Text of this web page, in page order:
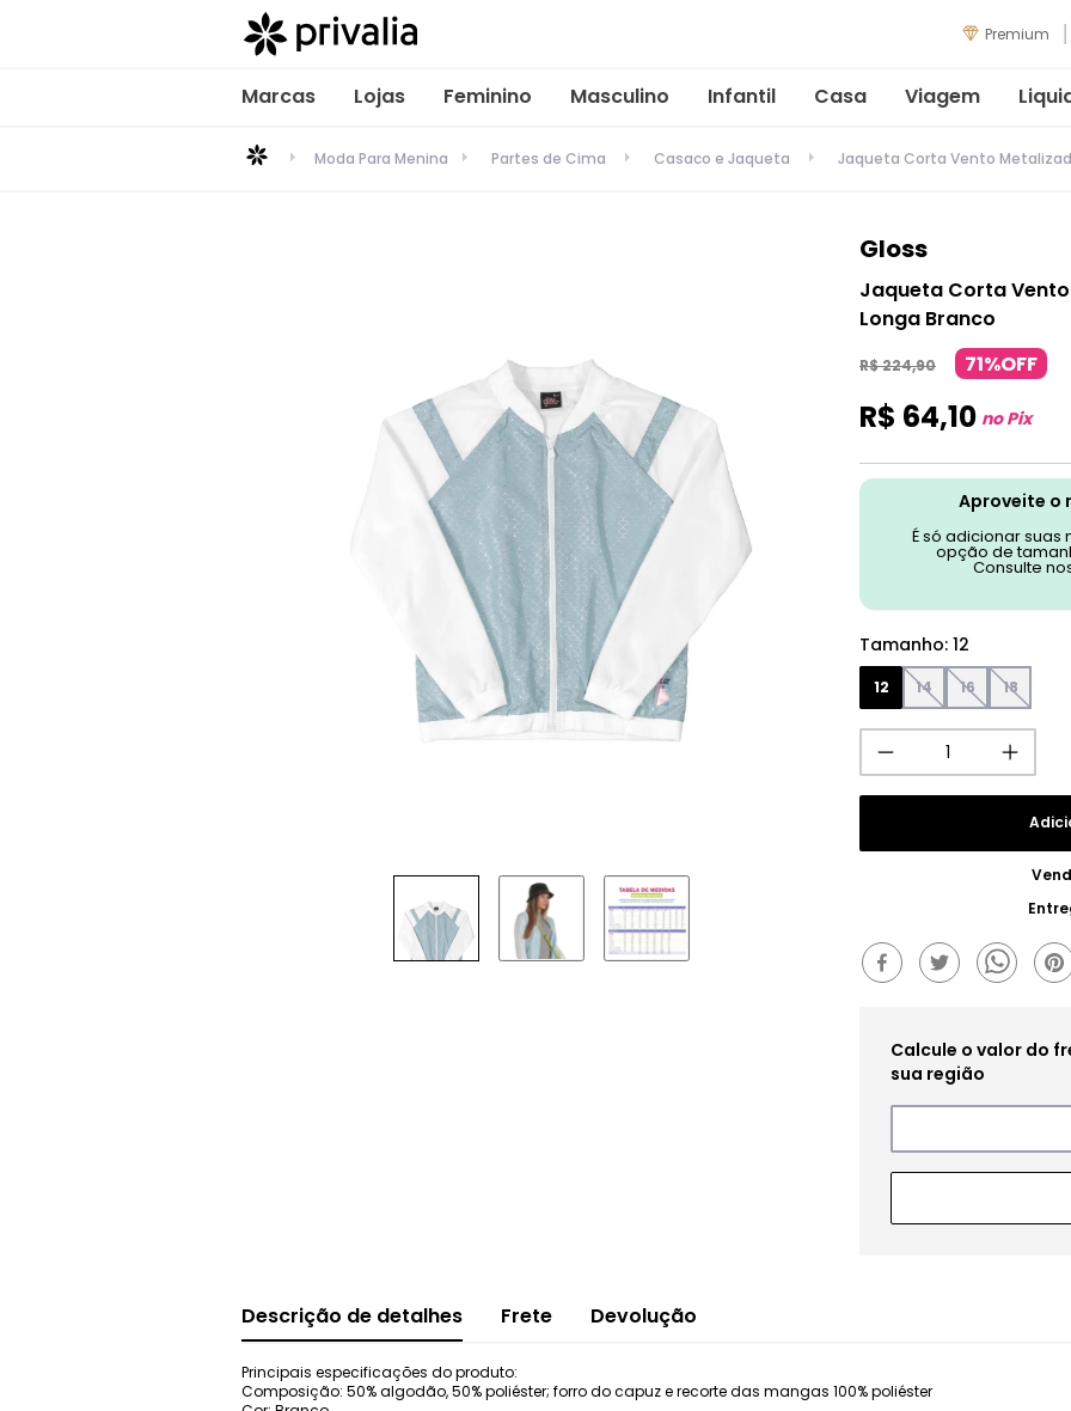
Premium
Marcas Lojas Feminino Masculino Infantil Casa Viagem
Moda Para Menina Partes de Cima Casaco e Jaqueta Jaqueta Corta Vento
Gloss
Jaqueta Corta
Longa Branco
R$224,90 71%OFF
R$ 64,10 no Pix
Aproveite o
É só adicionar
opção de
Consulte
Tamanho: 12
12 14 16 18
Descrição de detalhes Frete Devolução
Principais especificações do produto:
Composição: 50% algodão, 50% poliéster; forro do capuz e recorte das mangas 100% poliéster